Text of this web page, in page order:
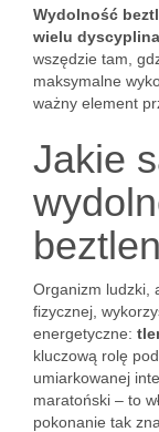
Wydolność
wielu
wszędzie tam,
maksymalne
ważny element
Jakie
Organizm ludzki,
fizycznej,
energetyczne:
kluczową rolę
umiarkowanej
maratoński – to
pokonanie tak